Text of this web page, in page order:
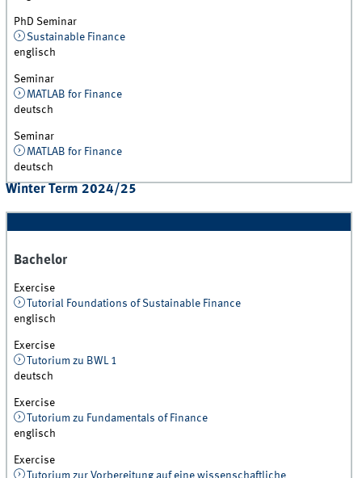
PhD Seminar
Sustainable Finance
englisch
Seminar
MATLAB for Finance
deutsch
Seminar
MATLAB for Finance
deutsch
Winter Term 2024/25
Bachelor
Exercise
Tutorial Foundations of Sustainable Finance
englisch
Exercise
Tutorium zu BWL 1
deutsch
Exercise
Tutorium zu Fundamentals of Finance
englisch
Exercise
Tutorium zur Vorbereitung auf eine wissenschaftliche